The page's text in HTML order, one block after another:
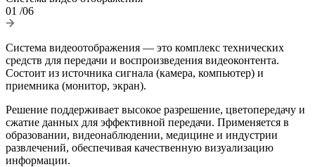
01 /06
Система видеоотображения — это комплекс технических
средств для передачи и воспроизведения видеоконтента.
Состоит из источника сигнала (камера, компьютер) и
приемника (монитор, экран).
Решение поддерживает высокое разрешение, цветопередачу и
сжатие данных для эффективной передачи. Применяется в
образовании, видеонаблюдении, медицине и индустрии
развлечений, обеспечивая качественную визуализацию
информации.